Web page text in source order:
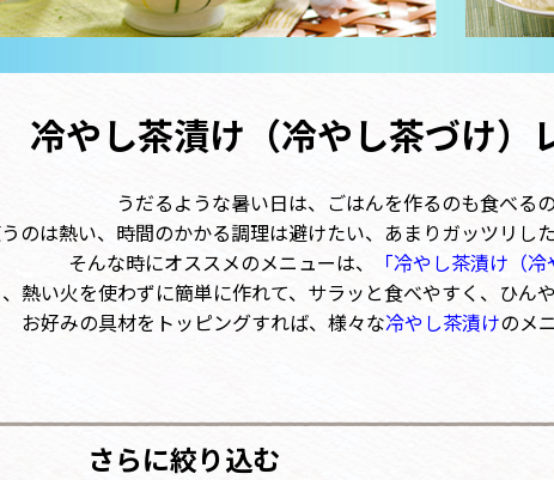
冷やし茶漬け（冷やし茶づけ）
うだるような暑い日は、ごはんを作るのも食べるの
のは熱い、時間のかかる調理は避けたい、あまりガッツリし
そんな時にオススメのメニューは、
「冷やし茶漬け（冷
熱い火を使わずに簡単に作れて、サラッと食べやすく、ひん
お好みの具材をトッピングすれば、様々な冷やし茶漬けのメ
さらに絞り込む